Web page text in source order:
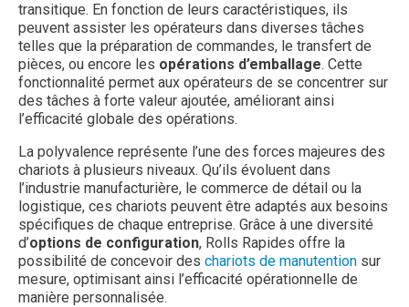
transitique. En fonction de leurs caractéristiques, ils
peuvent assister les opérateurs dans diverses tâches
telles que la préparation de commandes, le transfert de
pièces, ou encore les opérations d’emballage. Cette
fonctionnalité permet aux opérateurs de se concentrer sur
des tâches à forte valeur ajoutée, améliorant ainsi
l’efficacité globale des opérations.
La polyvalence représente l’une des forces majeures des
chariots à plusieurs niveaux. Qu’ils évoluent dans
l’industrie manufacturière, le commerce de détail ou la
logistique, ces chariots peuvent être adaptés aux besoins
spécifiques de chaque entreprise. Grâce à une diversité
d’options de configuration, Rolls Rapides offre la
possibilité de concevoir des chariots de manutention sur
mesure, optimisant ainsi l’efficacité opérationnelle de
manière personnalisée.